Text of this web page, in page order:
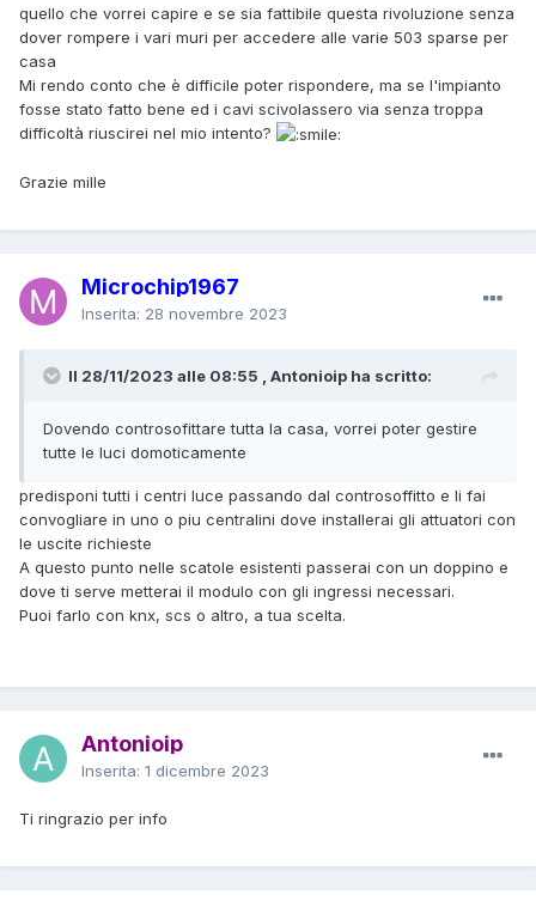
quello che vorrei capire e se sia fattibile questa rivoluzione senza
dover rompere i vari muri per accedere alle varie 503 sparse per
casa
Mi rendo conto che è difficile poter rispondere, ma se l'impianto
fosse stato fatto bene ed i cavi scivolassero via senza troppa
difficoltà riuscirei nel mio intento?
Grazie mille
Microchip1967
Inserita: 28 novembre 2023
Il 28/11/2023 alle 08:55 , Antonioip ha scritto:
Dovendo controsofittare tutta la casa, vorrei poter gestire
tutte le luci domoticamente
predisponi tutti i centri luce passando dal controsoffitto e li fai
convogliare in uno o piu centralini dove installerai gli attuatori con
le uscite richieste
A questo punto nelle scatole esistenti passerai con un doppino e
dove ti serve metterai il modulo con gli ingressi necessari.
Puoi farlo con knx, scs o altro, a tua scelta.
Antonioip
Inserita: 1 dicembre 2023
Ti ringrazio per info